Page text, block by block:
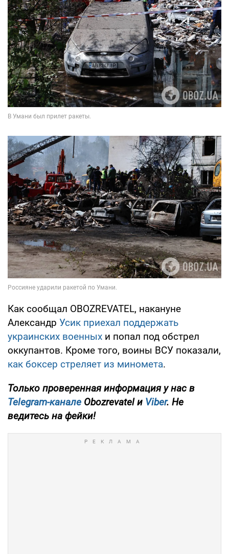
Как сообщал OBOZREVATEL, накануне
Александр Усик приехал поддержать
украинских военных и попал под обстрел
оккупантов. Кроме того, воины ВСУ показали,
как боксер стреляет из миномета.
Только проверенная информация у нас в
Telegram-канале Obozrevatel и Viber. Не
ведитесь на фейки!